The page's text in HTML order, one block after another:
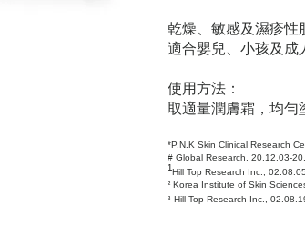
乾燥、敏感及濕疹性
適合嬰兒、小孩及成
使用方法：
取適量潤膚霜，均勻
*P.N.K Skin Clinical Research
# Global Research, 20.12.03-
¹Hill Top Research Inc.,
² Korea Institute of Skin
³ Hill Top Research Inc.,